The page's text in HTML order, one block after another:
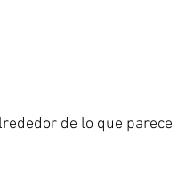
de lo que parece